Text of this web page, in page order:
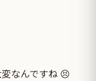
なんですね 😣